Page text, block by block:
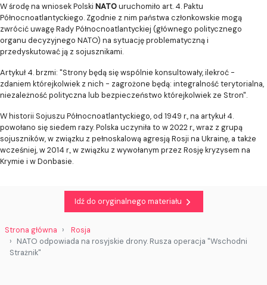
W środę na wniosek Polski NATOuruchomiło art. 4. Paktu
Północnoatlantyckiego. Zgodnie z nim państwa członkowskie mogą
zwrócić uwagę Rady Północnoatlantyckiej (głównego politycznego
organu decyzyjnego NATO) na sytuację problematyczną i
przedyskutować ją z sojusznikami.
Artykuł 4. brzmi: "Strony będą się wspólnie konsultowały, ilekroć -
zdaniem którejkolwiek z nich - zagrożone będą: integralność terytorialna,
niezależność polityczna lub bezpieczeństwo którejkolwiek ze Stron".
W historii Sojuszu Północnoatlantyckiego, od 1949 r., na artykuł 4.
powołano się siedem razy. Polska uczyniła to w 2022 r., wraz z grupą
sojuszników, w związku z pełnoskalową agresją Rosji na Ukrainę, a także
wcześniej, w 2014 r., w związku z wywołanym przez Rosję kryzysem na
Krymie i w Donbasie.
Idź do oryginalnego materiału
Strona główna
Rosja
NATO odpowiada na rosyjskie drony. Rusza operacja "Wschodni
Strażnik"